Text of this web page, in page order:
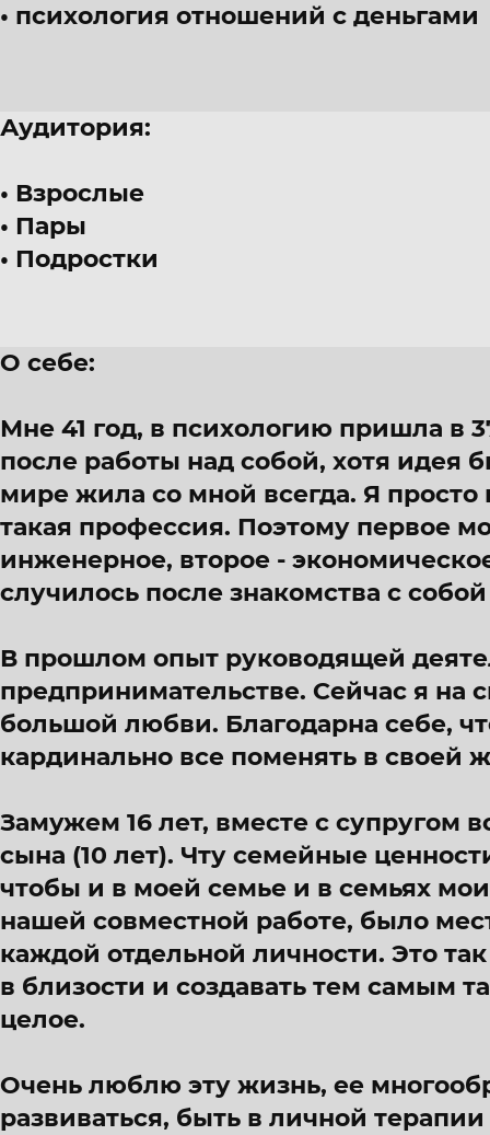
психология отношений с деньгами
Аудитория:
Взрослые
Пары
Подростки
О себе:
Мне 41 год, в психологию пришла в
после работы над собой, хотя идея
мире жила со мной всегда. Я просто
такая профессия. Поэтому первое
инженерное, второе -
случилось после знакомства с
В прошлом опыт руководящей
предпринимательстве. Сейчас я на
большой любви. Благодарна себе,
кардинально все поменять в своей
Замужем 16 лет, вместе с супругом
сына (10 лет). Чту семейные
чтобы и в моей семье и в семьях
нашей совместной работе, было
каждой отдельной личности. Это
в близости и создавать тем самым
целое.
Очень люблю эту жизнь, ее
развиваться, быть в личной